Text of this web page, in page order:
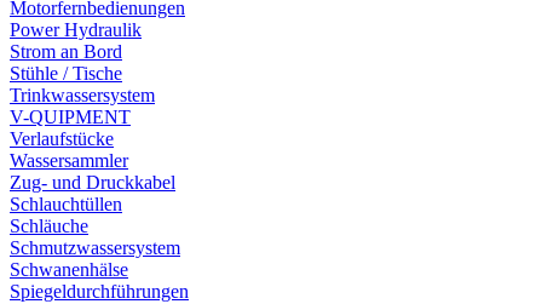
Motorfernbedienungen
Power Hydraulik
Strom an Bord
Stühle / Tische
Trinkwassersystem
V-QUIPMENT
Verlaufstücke
Wassersammler
Zug- und Druckkabel
Schlauchtüllen
Schläuche
Schmutzwassersystem
Schwanenhälse
Spiegeldurchführungen